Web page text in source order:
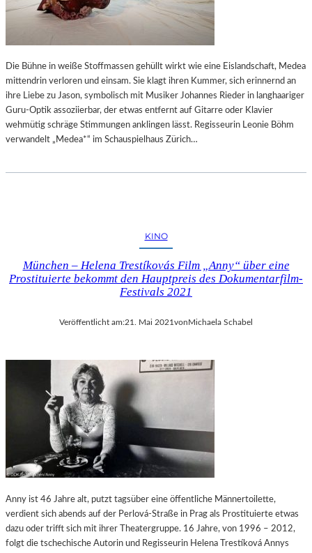
Die Bühne in weiße Stoffmassen gehüllt wirkt wie eine Eislandschaft, Medea
mittendrin verloren und einsam. Sie klagt ihren Kummer, sich erinnernd an
ihre Liebe zu Jason, symbolisch mit Musiker Johannes Rieder in langhaariger
Guru-Optik assoziierbar, der etwas entfernt auf Gitarre oder Klavier
wehmütig schräge Stimmungen anklingen lässt. Regisseurin Leonie Böhm
verwandelt „Medea*“ im Schauspielhaus Zürich…
KINO
München – Helena Trestíkovás Film „Anny“ über eine
Prostituierte bekommt den Hauptpreis des Dokumentarfilm-
Festivals 2021
Veröffentlicht am:21. Mai 2021 von Michaela Schabel
Anny ist 46 Jahre alt, putzt tagsüber eine öffentliche Männertoilette,
verdient sich abends auf der Perlová-Straße in Prag als Prostituierte etwas
dazu oder trifft sich mit ihrer Theatergruppe. 16 Jahre, von 1996 – 2012,
folgt die tschechische Autorin und Regisseurin Helena Trestíková Annys